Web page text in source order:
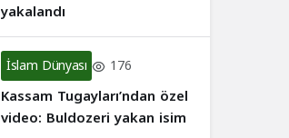
yakalandı
İslam Dünyası 176
Kassam Tugayları’ndan özel
video: Buldozeri yakan isim